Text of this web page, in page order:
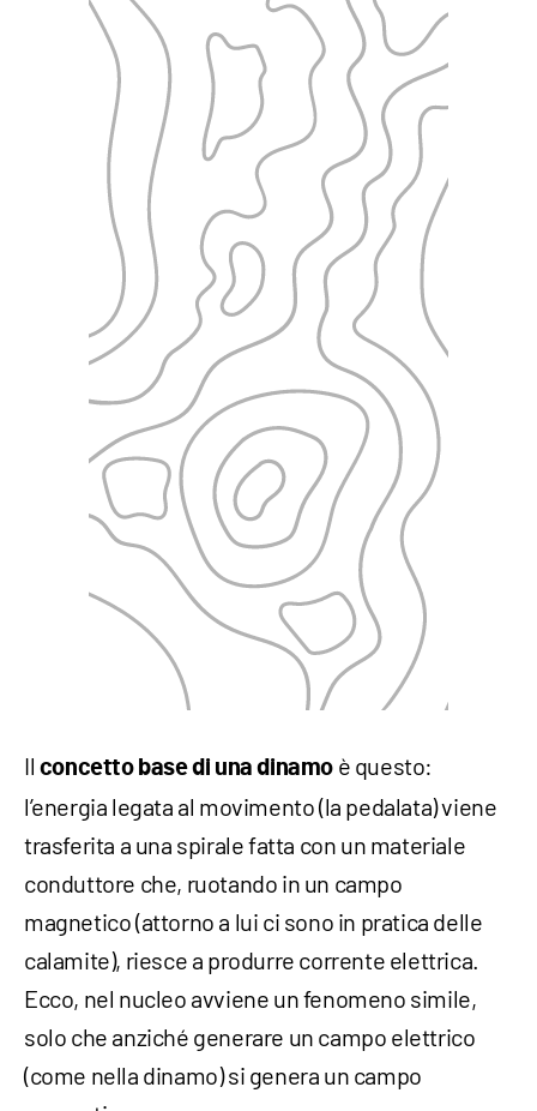
Il concetto base di una dinamo è questo:
l’energia legata al movimento (la pedalata) viene
trasferita a una spirale fatta con un materiale
conduttore che, ruotando in un campo
magnetico (attorno a lui ci sono in pratica delle
calamite), riesce a produrre corrente elettrica.
Ecco, nel nucleo avviene un fenomeno simile,
solo che anziché generare un campo elettrico
(come nella dinamo) si genera un campo